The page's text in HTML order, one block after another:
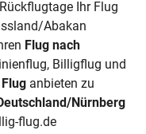
Ihr Flug
Abakan
Flug nach
Billigflug und
anbieten zu
Nürnberg
flug.de